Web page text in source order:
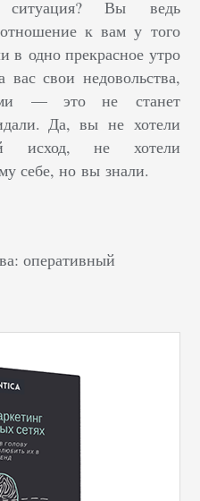
ситуация? Вы ведь
отношение к вам у того
в одно прекрасное утро
свои недовольства,
— это не станет
Да, вы не хотели
исход, не хотели
себе, но вы знали.
оперативный